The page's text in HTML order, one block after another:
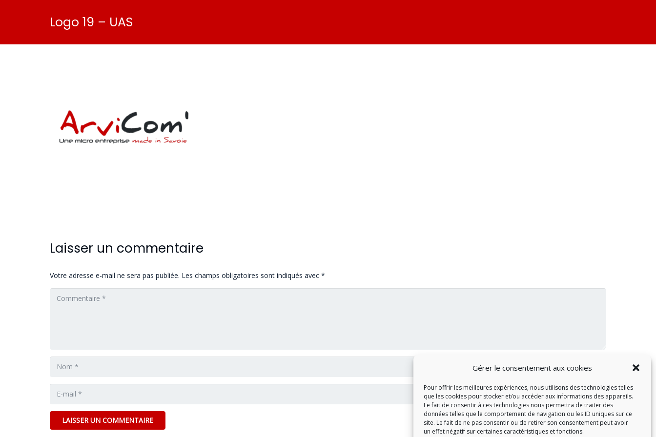
Gérer le consentement aux cookies
Pour offrir les meilleures expériences, nous utilisons des technologies telles
que les cookies pour stocker et/ou accéder aux informations des appareils.
Le fait de consentir à ces technologies nous permettra de traiter des
données telles que le comportement de navigation ou les ID uniques sur ce
site. Le fait de ne pas consentir ou de retirer son consentement peut avoir
un effet négatif sur certaines caractéristiques et fonctions.
Logo 19 – UAS
Laisser un commentaire
Votre adresse e-mail ne sera pas publiée. Les champs obligatoires sont indiqués avec *
LAISSER UN COMMENTAIRE